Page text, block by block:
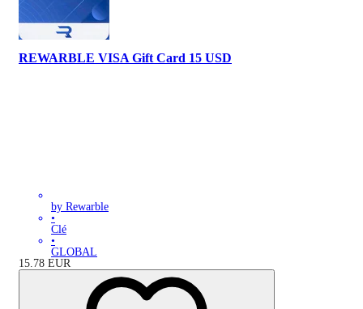
REWARBLE VISA Gift Card 15 USD
by Rewarble
•
Clé
•
GLOBAL
15.78 EUR